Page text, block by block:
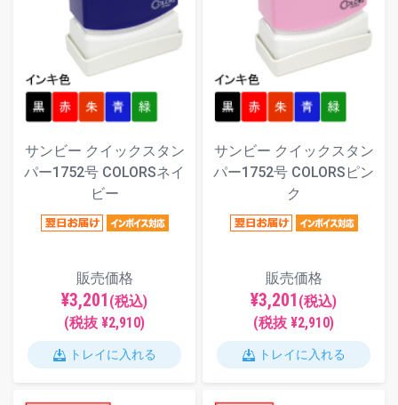
サンビー クイックスタン
パー1752号 COLORSネイ
ビー
販売価格
¥3,201 (税込)
(税抜 ¥2,910)
トレイに入れる
サンビー クイックスタン
パー1752号 COLORSピン
ク
販売価格
¥3,201 (税込)
(税抜 ¥2,910)
トレイに入れる